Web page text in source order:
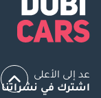
عد إلى الأعلى
اشترك في نشراتنا